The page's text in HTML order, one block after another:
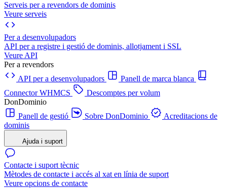
Serveis per a revendors de dominis
Veure serveis
Per a desenvolupadors
API per a registre i gestió de dominis, allotjament i SSL
Veure API
Per a revendors
API per a desenvolupadors
Panell de marca blanca
Connector WHMCS
Descomptes per volum
DonDominio
Panell de gestió
Sobre DonDominio
Acreditacions de
dominis
Ajuda i suport
Contacte i suport tècnic
Mètodes de contacte i accés al xat en línia de suport
Veure opcions de contacte